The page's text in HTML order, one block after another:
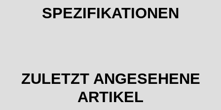
SPEZIFIKATIONEN
ZULETZT ANGESEHENE
ARTIKEL